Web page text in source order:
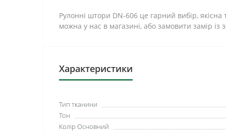
Рулонні штори DN-606 це гарний вибір,
можна у нас в магазині, або замовити замір із
Характеристики
Тип тканини
Тон
Колір Основний